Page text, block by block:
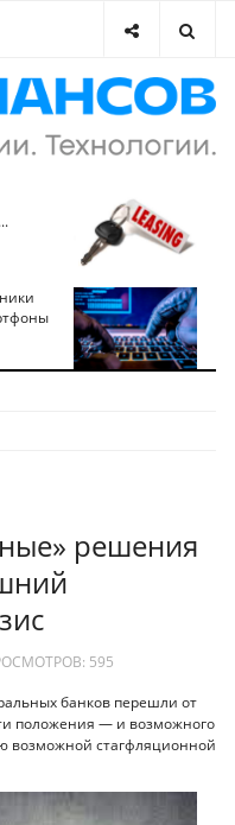
решения
595
банков перешли от
положения — и возможного
возможной стагфляционной